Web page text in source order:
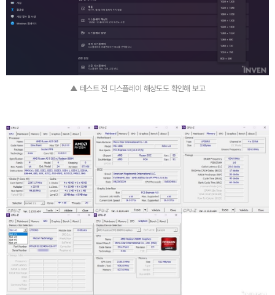
▲ 테스트 전 디스플레이 해상도도 확인해 보고